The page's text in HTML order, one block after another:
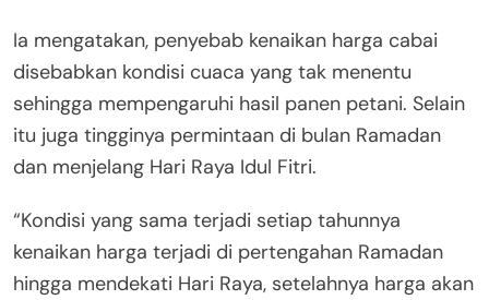
Ia mengatakan, penyebab kenaikan harga cabai
disebabkan kondisi cuaca yang tak menentu
sehingga mempengaruhi hasil panen petani. Selain
itu juga tingginya permintaan di bulan Ramadan
dan menjelang Hari Raya Idul Fitri.
“Kondisi yang sama terjadi setiap tahunnya
kenaikan harga terjadi di pertengahan Ramadan
hingga mendekati Hari Raya, setelahnya harga akan